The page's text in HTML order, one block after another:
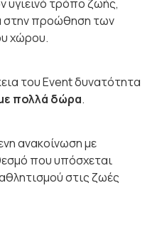
υγιεινό τρόπο ζωής,
στην προώθηση των
χώρου.
του Event δυνατότητα
πολλά δώρα.
ανακοίνωση με
που υπόσχεται
στις ζωές